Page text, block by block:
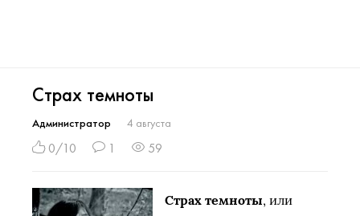
Страх темноты
Администратор 4 августа
0/10 1 59
Страх темноты, или